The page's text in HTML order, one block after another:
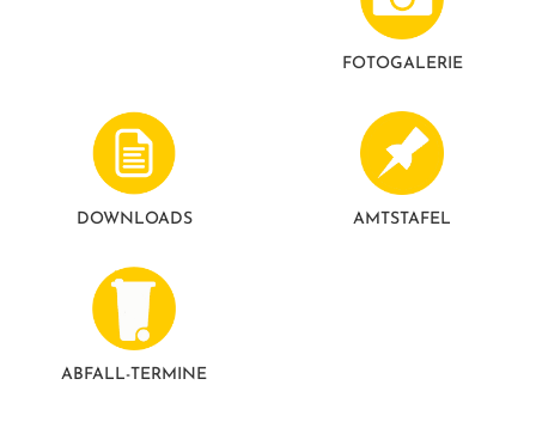
FOTO­GALERIE
DOWNLOADS AMTSTAFEL
ABFALL-TERMINE